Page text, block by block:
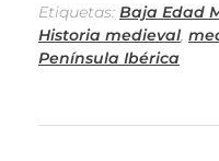
Etiquetas: Baja Edad
Historia medieval,
Península Ibérica